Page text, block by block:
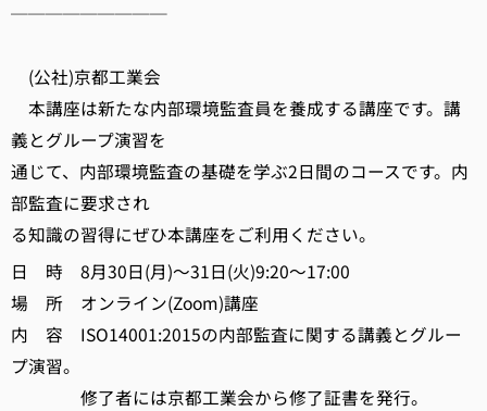
─────────
(公社)京都工業会
本講座は新たな内部環境監査員を養成する講座です。講
義とグループ演習を
通じて、内部環境監査の基礎を学ぶ2日間のコースです。内
部監査に要求され
る知識の習得にぜひ本講座をご利用ください。
日 時 8月30日(月)～31日(火)9:20～17:00
場 所 オンライン(Zoom)講座
内 容 ISO14001:2015の内部監査に関する講義とグルー
プ演習。
修了者には京都工業会から修了証書を発行。